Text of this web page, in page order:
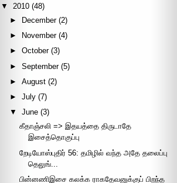
▼
2010 (48)
►
December (2)
►
November (4)
►October (3)
►September (5)
►August (2)
►July (7)
▼
June (3)
கீதாஞ்சலி => இதயத்தை திருடாதே
இசைத்தொகுப்பு
றேடியோஸ்புதிர் 56: தமிழில் வந்த அதே தலைப்பு
தெலுங்...
பின்னணிஇசை கலக்க ராகதேவனுக்குப் பிறந்த